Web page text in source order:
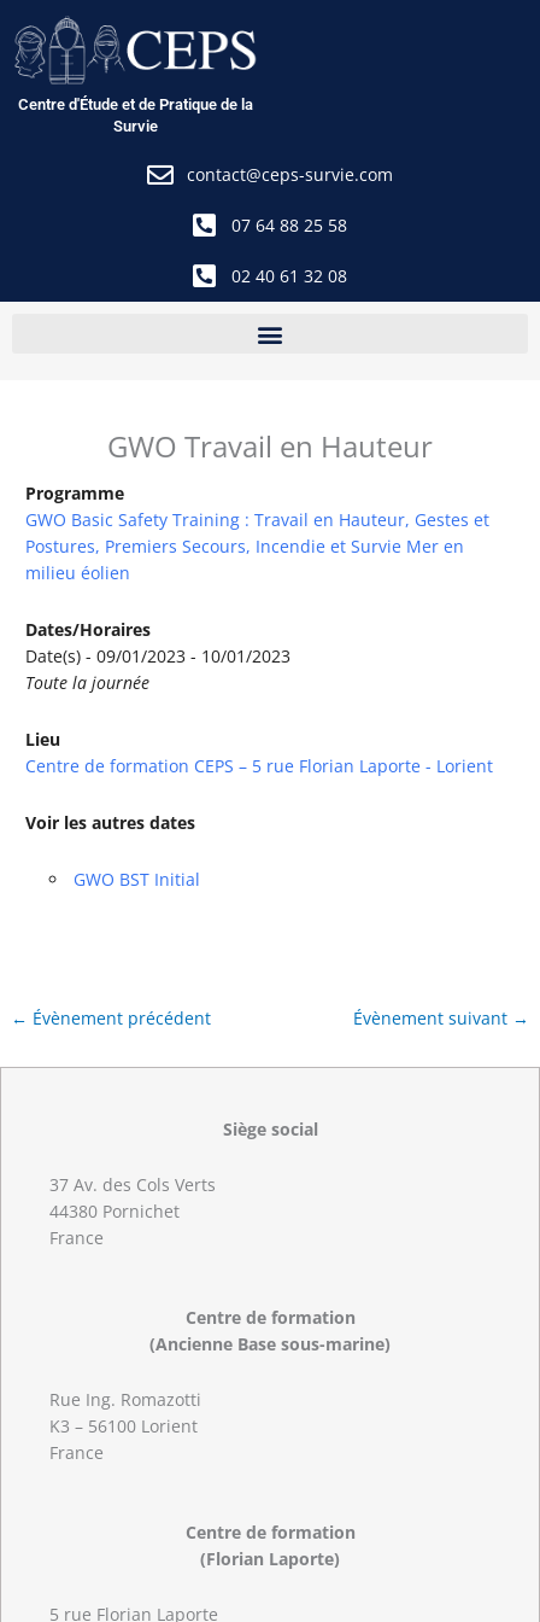
au
contenu
Centre d'Étude et de Pratique de la
Survie
contact@ceps-survie.com
07 64 88 25 58
02 40 61 32 08
GWO Travail en Hauteur
Programme
GWO Basic Safety Training : Travail en Hauteur, Gestes et
Postures, Premiers Secours, Incendie et Survie Mer en
milieu éolien
Dates/Horaires
Date(s) - 09/01/2023 - 10/01/2023
Toute la journée
Lieu
Centre de formation CEPS – 5 rue Florian Laporte - Lorient
Voir les autres dates
GWO BST Initial
← Évènement précédent Évènement suivant →
Siège social
37 Av. des Cols Verts
44380 Pornichet
France
Centre de formation
(Ancienne Base sous-marine)
Rue Ing. Romazotti
K3 – 56100 Lorient
France
Centre de formation
(Florian Laporte)
5 rue Florian Laporte